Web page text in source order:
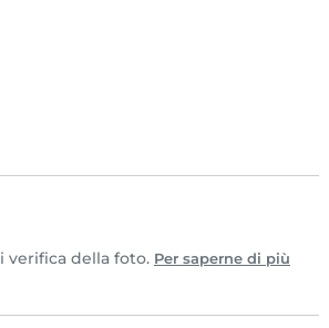
della foto. Per saperne di più